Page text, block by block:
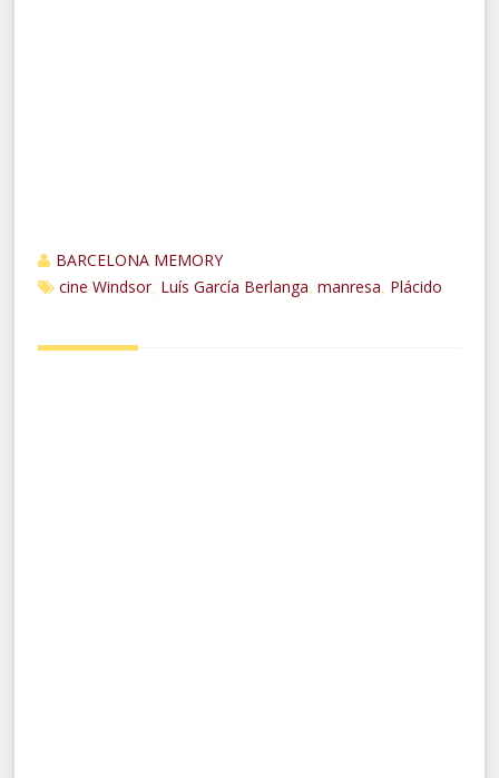
BARCELONA MEMORY
cine Windsor, Luís García Berlanga ,manresa Plácido